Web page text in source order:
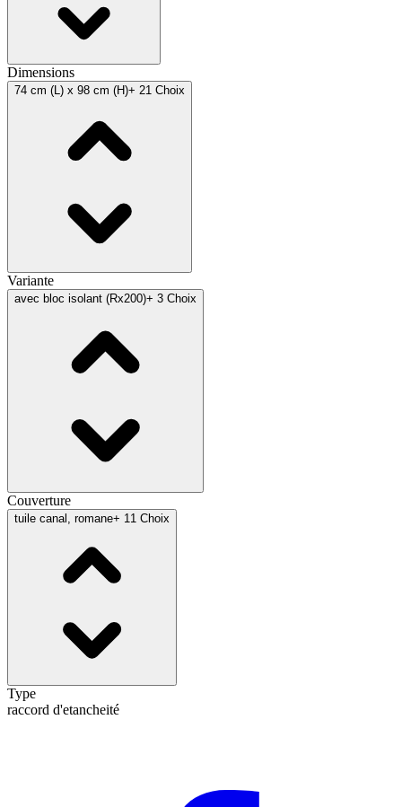
Dimensions
74 cm (L) x 98 cm (H)+ 21 Choix
Variante
avec bloc isolant (Rx200)+ 3 Choix
Couverture
tuile canal, romane+ 11 Choix
Type
raccord d'etancheité